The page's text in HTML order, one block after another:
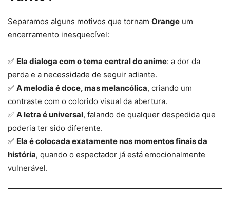
Separamos alguns motivos que tornam Orange um
encerramento inesquecível:
✅ Ela dialoga com o tema central do anime: a dor da
perda e a necessidade de seguir adiante.
✅ A melodia é doce, mas melancólica, criando um
contraste com o colorido visual da abertura.
✅ A letra é universal, falando de qualquer despedida que
poderia ter sido diferente.
✅ Ela é colocada exatamente nos momentos finais da
história, quando o espectador já está emocionalmente
vulnerável.